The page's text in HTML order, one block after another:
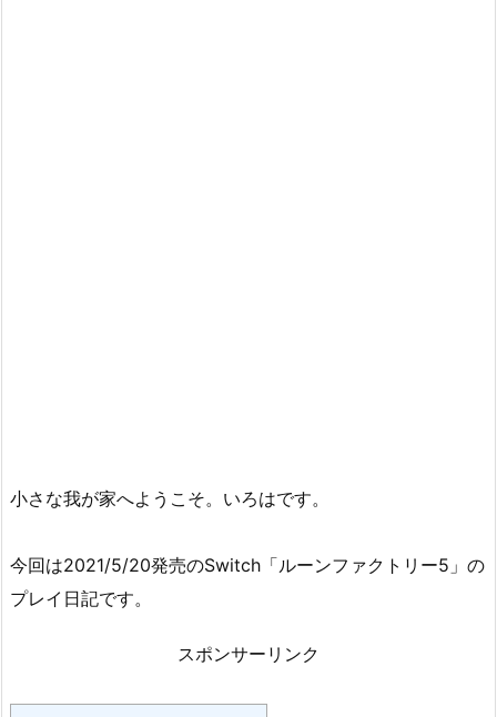
小さな我が家へようこそ。いろはです。
今回は2021/5/20発売のSwitch「ルーンファクトリー5」の
プレイ日記です。
スポンサーリンク